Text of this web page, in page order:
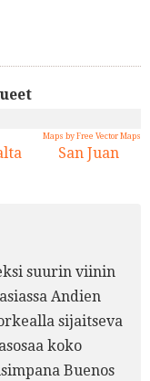
Maps by Free Vector Maps
San Juan
suurin viinin
Andien
sijaitseva
koko
Buenos